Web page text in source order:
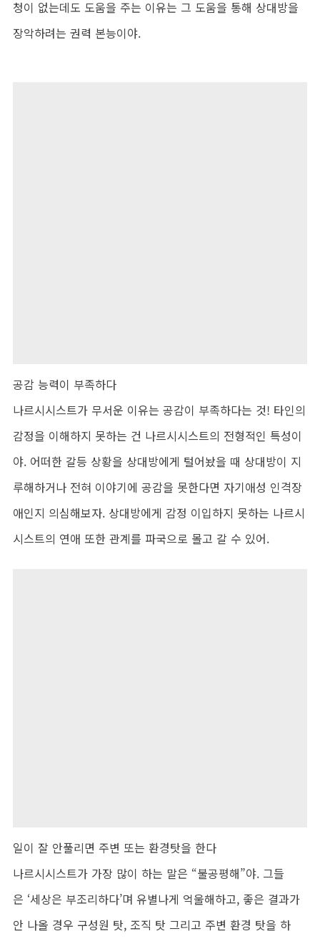
청이 없는데도 도움을 주는 이유는 그 도움을 통해 상대방을
장악하려는 권력 본능이야.
공감 능력이 부족하다
나르시시스트가 무서운 이유는 공감이 부족하다는 것! 타인의
감정을 이해하지 못하는 건 나르시시스트의 전형적인 특성이
야. 어떠한 갈등 상황을 상대방에게 털어놨을 때 상대방이 지
루해하거나 전혀 이야기에 공감을 못한다면 자기애성 인격장
애인지 의심해보자. 상대방에게 감정 이입하지 못하는 나르시
시스트의 연애 또한 관계를 파국으로 몰고 갈 수 있어.
일이 잘 안풀리면 주변 또는 환경탓을 한다
나르시시스트가 가장 많이 하는 말은 “불공평해”야. 그들
은 ‘세상은 부조리하다’며 유별나게 억울해하고, 좋은 결과가
안 나올 경우 구성원 탓, 조직 탓 그리고 주변 환경 탓을 하